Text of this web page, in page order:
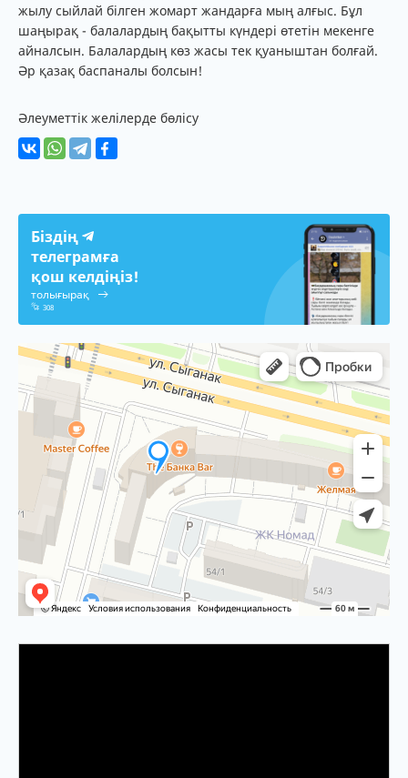
жылу сыйлай білген жомарт жандарға мың алғыс. Бұл
шаңырақ - балалардың бақытты күндері өтетін мекенге
айналсын. Балалардың көз жасы тек қуаныштан болғай.
Әр қазақ баспаналы болсын!
Әлеуметтік желілерде бөлісу
Біздің
телеграмға
қош келдіңіз!
толығырақ
308